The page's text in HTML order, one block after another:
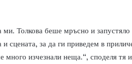
Толкова беше мръсно и запустяло
сцената, за да ги приведем в
изчезнали неща.“, споделя тя